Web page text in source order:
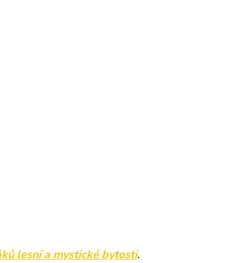
lesní a mystické bytosti.